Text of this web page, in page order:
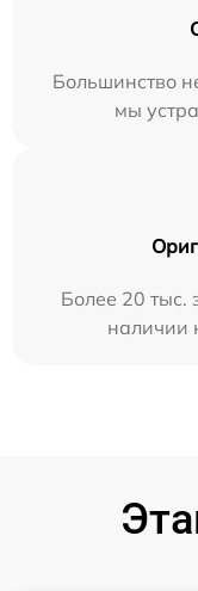
Большинство
мы
Более 20 тыс.
наличии